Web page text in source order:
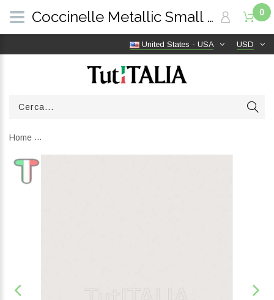
USD
United States - USA
0
Home
Coccinelle Metallic Small Seagrass E2MW511D101_G43 | TutITALIA